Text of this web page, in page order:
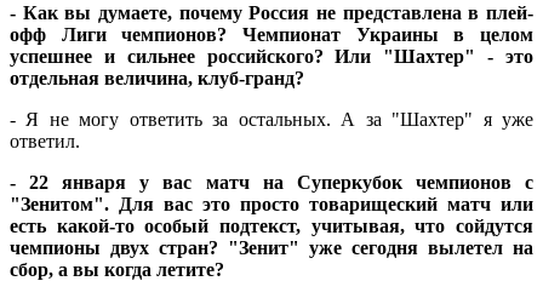
- Как вы думаете, почему Россия не представлена в плей-
офф Лиги чемпионов? Чемпионат Украины в целом
успешнее и сильнее российского? Или "Шахтер" - это
отдельная величина, клуб-гранд?
- Я не могу ответить за остальных. А за "Шахтер" я уже
ответил.
- 22 января у вас матч на Суперкубок чемпионов с
"Зенитом". Для вас это просто товарищеский матч или
есть какой-то особый подтекст, учитывая, что сойдутся
чемпионы двух стран? "Зенит" уже сегодня вылетел на
сбор, а вы когда летите?